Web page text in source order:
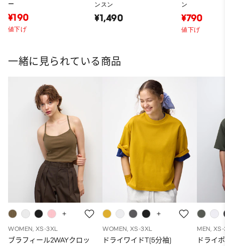
ー
¥190
値下げ
ンスン
¥1,490
ン
¥790
値下げ
一緒に見られている商品
WOMEN, XS-3XL
ブラフィール2WAYクロッ
WOMEN, XS-3XL
ドライワイドT(5分袖)
MEN,
ドライ